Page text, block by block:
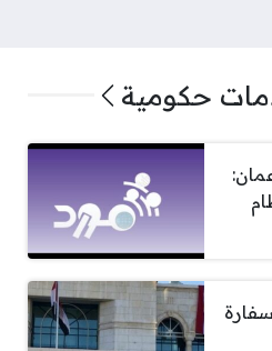
حكومية